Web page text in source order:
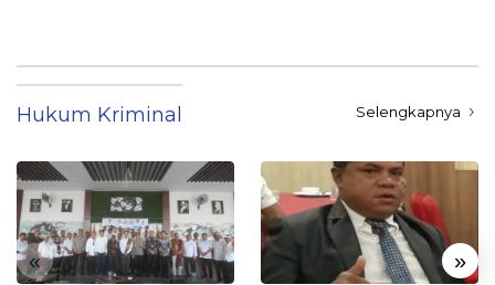
Hukum Kriminal Selengkapnya
« »